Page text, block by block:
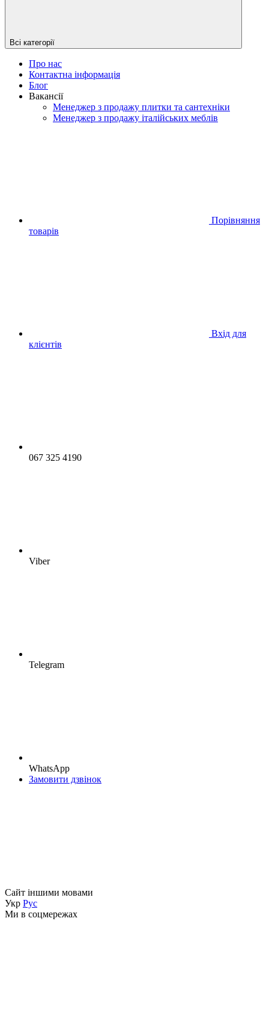
Всі категорії
Про нас
Контактна інформація
Блог
Вакансії
Менеджер з продажу плитки та сантехніки
Менеджер з продажу італійських меблів
Порівняння
товарів
Вхід для
клієнтів
067 325 4190
Viber
Telegram
WhatsApp
Замовити дзвінок
Сайт іншими мовами
Укр Рус
Ми в соцмережах